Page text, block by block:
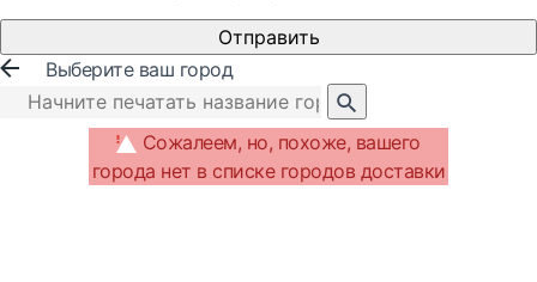
Отправить
Выберите ваш город
Сожалеем, но, похоже, вашего
города нет в списке городов доставки